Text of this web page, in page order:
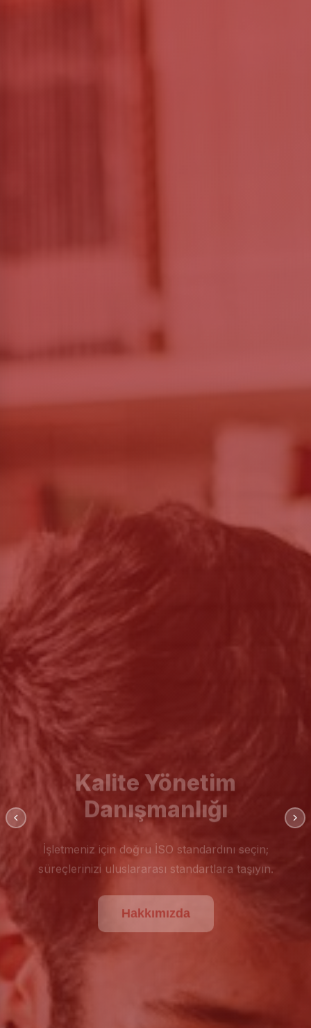
Kalite Yönetim
Danışmanlığı
İşletmeniz için doğru İSO standardını seçin;
süreçlerinizi uluslararası standartlara taşıyın.
Hakkımızda